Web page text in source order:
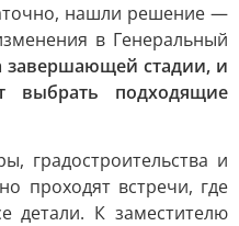
нашли решение —
в Генеральный
завершающей стадии, и
выбрать подходящие
градостроительства и
проходят встречи, где
детали. К заместителю